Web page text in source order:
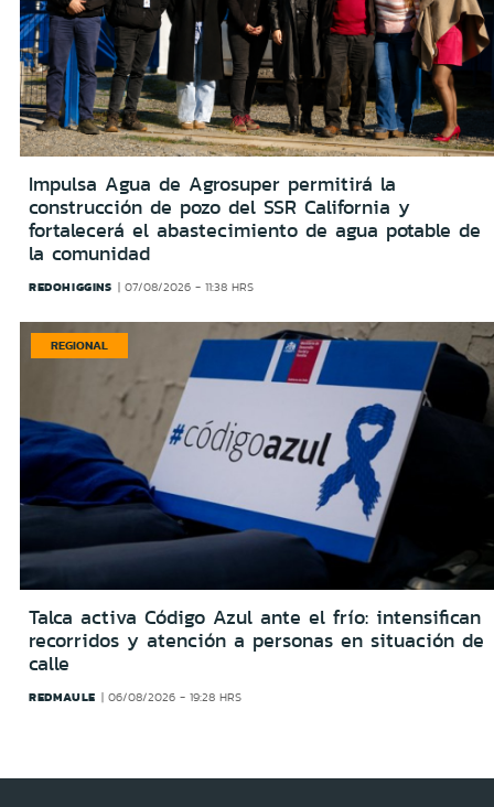
Impulsa Agua de Agrosuper permitirá la
construcción de pozo del SSR California y
fortalecerá el abastecimiento de agua potable de
la comunidad
REDOHIGGINS 07/08/2026 - 11:38 HRS
REGIONAL
Talca activa Código Azul ante el frío: intensifican
recorridos y atención a personas en situación de
calle
REDMAULE 06/08/2026 - 19:28 HRS